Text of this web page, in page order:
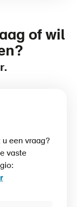
of wil
een vraag?
vaste